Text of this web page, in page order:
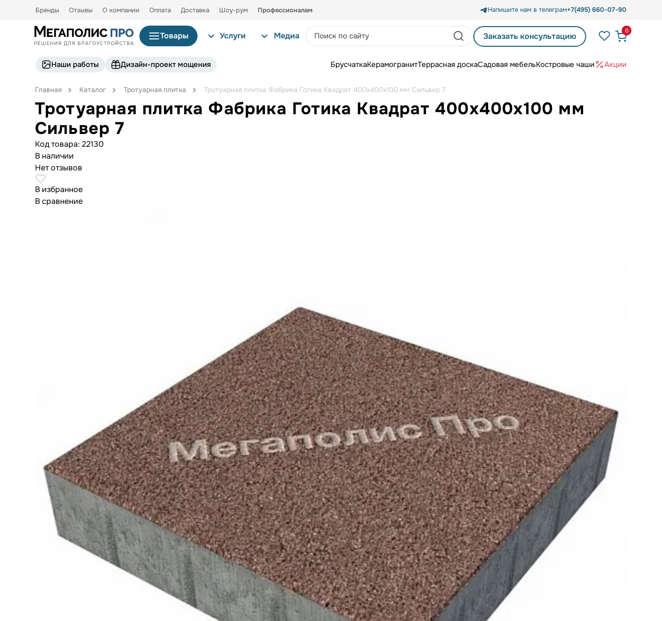
Бренды Отзывы О компании Оплата Доставка Шоу-рум Профессионалам Напишите нам в телеграм+7(495) 660-07-90
Товары Услуги Медиа Заказать консультацию
0
Наши работы Дизайн-проект мощения БрусчаткаКерамогранитТеррасная доскаСадовая мебельКостровые чаши Акции
Главная Каталог Тротуарная плитка Тротуарная плитка Фабрика Готика Квадрат 400х400х100 мм Сильвер 7
Тротуарная плитка Фабрика Готика Квадрат 400х400х100 мм
Сильвер 7
Код товара: 22130
В наличии
Нет отзывов
В избранное
В сравнение